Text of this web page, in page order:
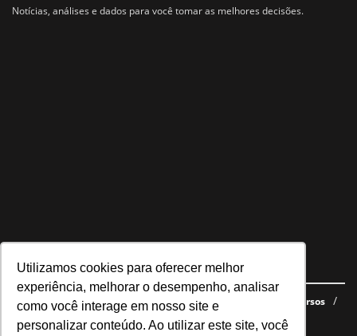
Utilizamos cookies para oferecer melhor
experiência, melhorar o desempenho, analisar
como você interage em nosso site e
personalizar conteúdo. Ao utilizar este site, você
Notícias, análises e dados para você tomar as melhores decisões.
Navegue no site
Últimas notícias Quem somos E-books gratuitos
Cursos
Política de privacidade